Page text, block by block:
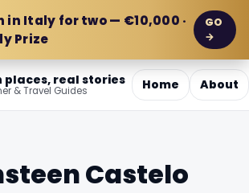
in Italy for two — €10,000 ·
Prize
GO
→
places, real stories
& Travel Guides Home About
Castelo